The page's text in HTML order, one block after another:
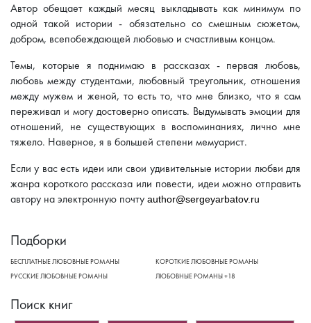
Автор обещает каждый месяц выкладывать как минимум по
одной такой истории - обязательно со смешным сюжетом,
добром, всепобеждающей любовью и счастливым концом.
Темы, которые я поднимаю в рассказах - первая любовь,
любовь между студентами, любовный треугольник, отношения
между мужем и женой, то есть то, что мне близко, что я сам
переживал и могу достоверно описать. Выдумывать эмоции для
отношений, не существующих в воспоминаниях, лично мне
тяжело. Наверное, я в большей степени мемуарист.
Если у вас есть идеи или свои удивительные истории любви для
жанра короткого рассказа или повести, идеи можно отправить
автору на электронную почту author@sergeyarbatov.ru
Подборки
БЕСПЛАТНЫЕ ЛЮБОВНЫЕ РОМАНЫ
КОРОТКИЕ ЛЮБОВНЫЕ РОМАНЫ
РУССКИЕ ЛЮБОВНЫЕ РОМАНЫ
ЛЮБОВНЫЕ РОМАНЫ +18
Поиск книг